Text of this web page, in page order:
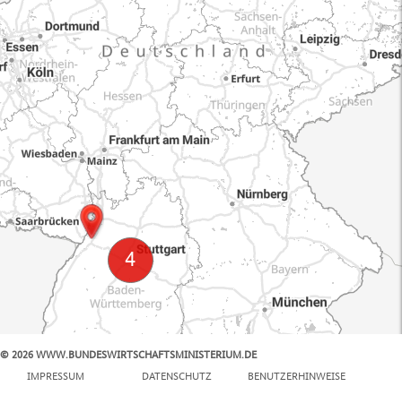
© 2026 WWW.BUNDESWIRTSCHAFTSMINISTERIUM.DE
IMPRESSUM
DATENSCHUTZ BENUTZERHINWEISE